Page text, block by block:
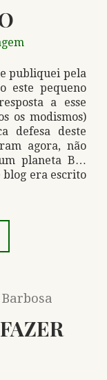
publiquei pela
este pequeno
a esse
os modismos)
defesa deste
agora, não
planeta B…
blog era escrito
Barbosa